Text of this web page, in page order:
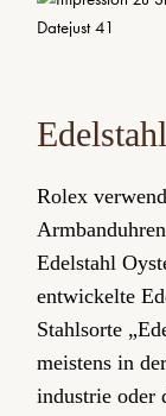
Rolex
Edelstahl
entwickelte
Stahlsorte
meistens in
industrie oder